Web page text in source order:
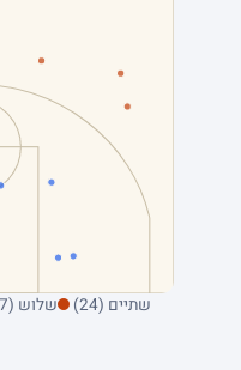
שתיים (24)